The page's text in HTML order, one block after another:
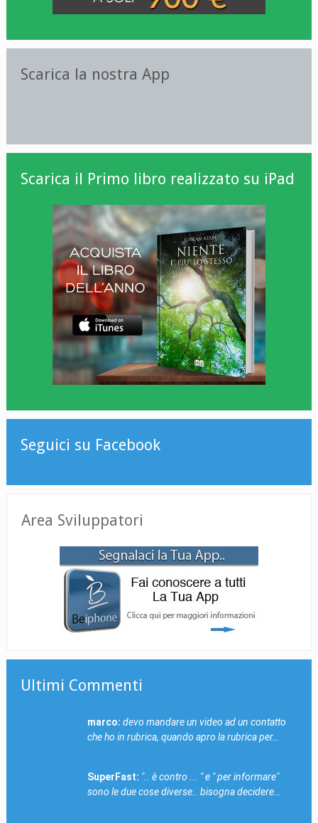
Scarica la nostra App
Scarica il Primo libro realizzato su iPad
Seguici su Facebook
Area Sviluppatori
Ultimi Commenti
marco: devo mandare un video ad un contatto
che ho in rubrica, quando apro la rubrica per…
SuperFast: ".. è contro ... " e " per informare"
sono le due cose diverse.. bisogna decidere…